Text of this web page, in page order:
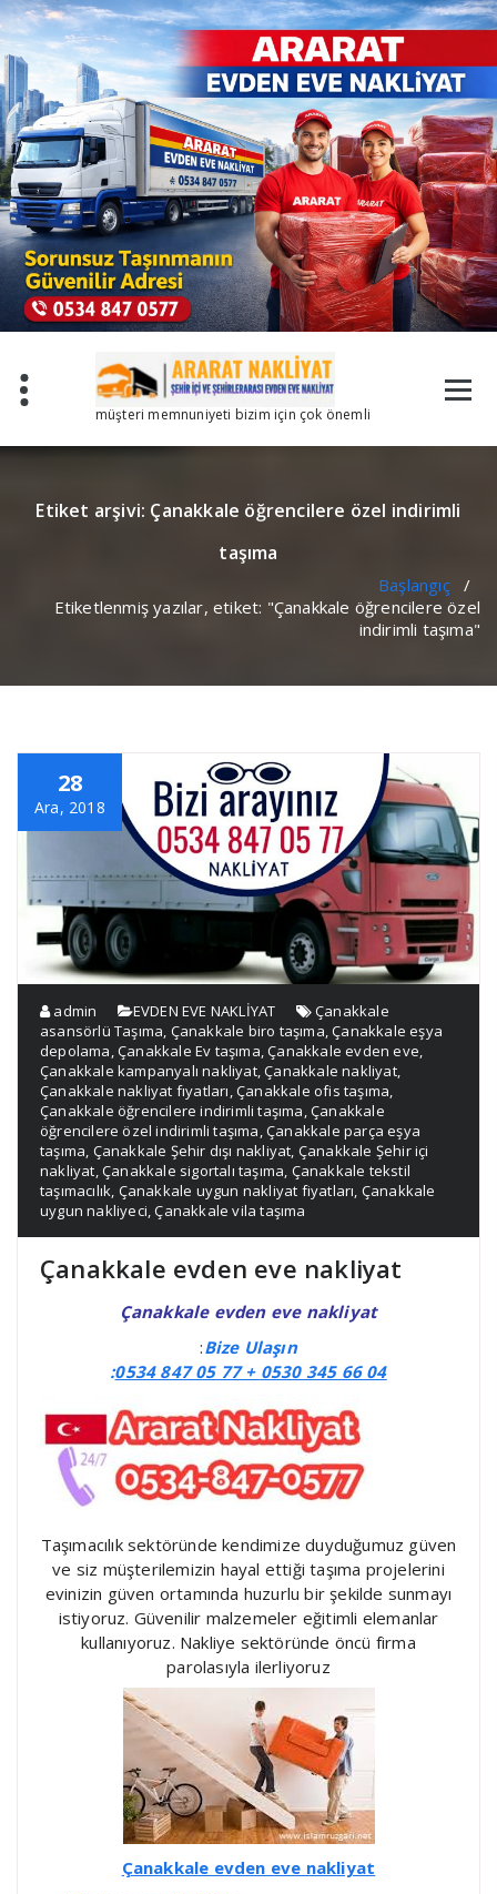
İçeriğe
geç
müşteri memnuniyeti bizim için çok önemli
Etiket arşivi: Çanakkale öğrencilere özel indirimli
taşıma
Başlangıç/
Etiketlenmiş yazılar, etiket: "Çanakkale öğrencilere özel
indirimli taşıma"
28
Ara, 2018
admin EVDEN EVE NAKLİYAT
Çanakkale
asansörlü Taşıma, Çanakkale biro taşıma,Çanakkale eşya
depolama,Çanakkale Ev taşıma,Çanakkale evden eve,
Çanakkale kampanyalı nakliyat,Çanakkale nakliyat,
Çanakkale nakliyat fıyatları,Çanakkale ofis taşıma,
Çanakkale öğrencilere indirimli taşıma,Çanakkale
öğrencilere özel indirimli taşıma,Çanakkale parça eşya
taşıma, Çanakkale Şehir dışı nakliyat, Çanakkale Şehir içi
nakliyat,Çanakkale sigortalı taşıma, Çanakkale tekstil
taşımacılık, Çanakkale uygun nakliyat fiyatları, Çanakkale
uygun nakliyeci,Çanakkale vila taşıma
Çanakkale evden eve nakliyat
Çanakkale evden eve nakliyat
:Bize Ulaşın
:0534 847 05 77 + 0530 345 66 04
Taşımacılık sektöründe kendimize duyduğumuz güven
ve siz müşterilemizin hayal ettiği taşıma projelerini
evinizin güven ortamında huzurlu bir şekilde sunmayı
istiyoruz. Güvenilir malzemeler eğitimli elemanlar
kullanıyoruz. Nakliye sektöründe öncü firma
parolasıyla ilerliyoruz
Çanakkale evden eve nakliyat